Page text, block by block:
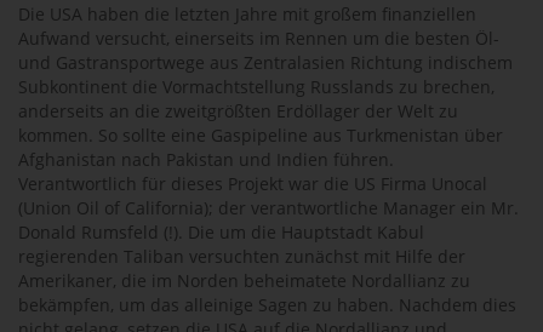
Die USA haben die letzten Jahre mit großem finanziellen
Aufwand versucht, einerseits im Rennen um die besten Öl-
und Gastransportwege aus Zentralasien Richtung indischem
Subkontinent die Vormachtstellung Russlands zu brechen,
anderseits an die zweitgrößten Erdöllager der Welt zu
kommen. So sollte eine Gaspipeline aus Turkmenistan über
Afghanistan nach Pakistan und Indien führen.
Verantwortlich für dieses Projekt war die US Firma Unocal
(Union Oil of California); der verantwortliche Manager ein Mr.
Donald Rumsfeld (!). Die um die Hauptstadt Kabul
regierenden Taliban versuchten zunächst mit Hilfe der
Amerikaner, die im Norden beheimatete Nordallianz zu
bekämpfen, um das alleinige Sagen zu haben. Nachdem dies